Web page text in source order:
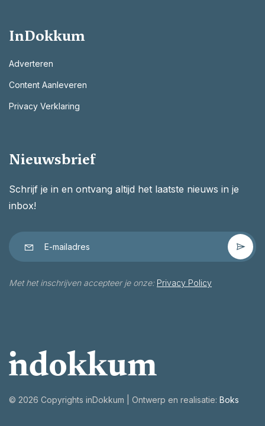
InDokkum
Adverteren
Content Aanleveren
Privacy Verklaring
Nieuwsbrief
Schrijf je in en ontvang altijd het laatste nieuws in je
inbox!
Met het inschrijven accepteer je onze: Privacy Policy
© 2026 Copyrights inDokkum | Ontwerp en realisatie: Boks